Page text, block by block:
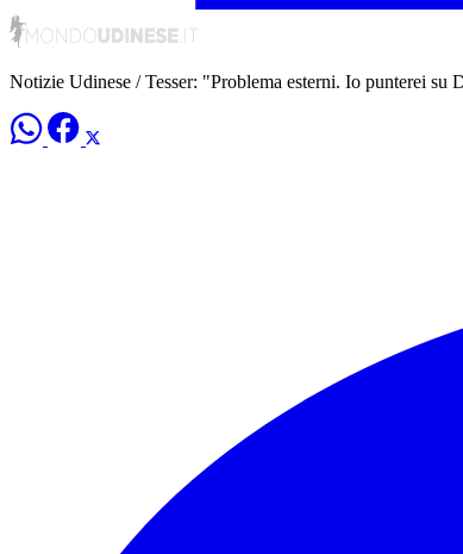
Notizie Udinese / Tesser: "Problema esterni. Io punterei su